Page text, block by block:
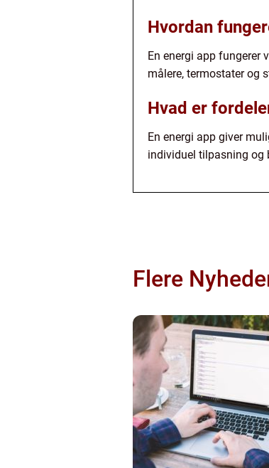
Hvordan
En energi app fungerer
målere, termostater og
Hvad er
En energi app giver
individuel tilpasning
Flere